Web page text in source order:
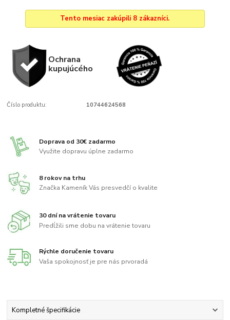
Tento mesiac zakúpili 8 zákazníci.
Ochrana
kupujúcého
Číslo produktu: 10744624568
Doprava od 30€ zadarmo
Využite dopravu úplne zadarmo
8 rokov na trhu
Značka Kameník Vás presvedčí o kvalite
30 dní na vrátenie tovaru
Predĺžili sme dobu na vrátenie tovaru
Rýchle doručenie tovaru
Vaša spokojnosť je pre nás prvoradá
Kompletné špecifikácie